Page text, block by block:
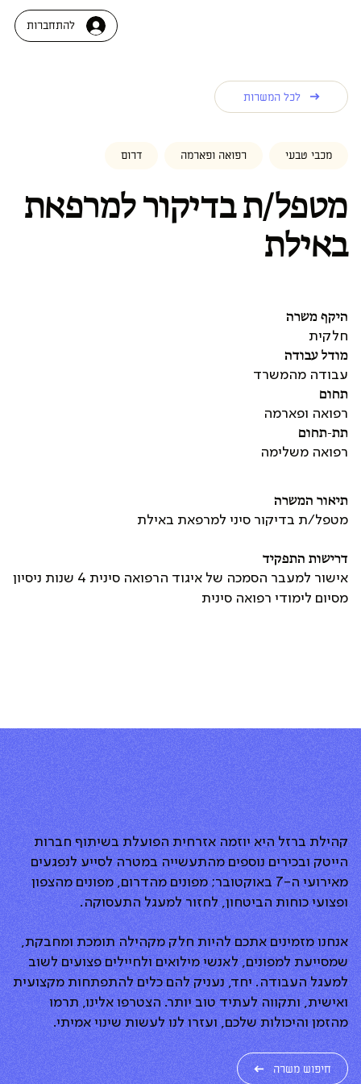
להתחברות
תיאור המשרה
מטפל/ת בדיקור סיני למרפאת באילת
דרישות התפקיד
אישור למעבר הסמכה של איגוד הרפואה סינית 4 שנות ניסיון
מסיום לימודי רפואה סינית
לכל המשרות
מטפל/ת בדיקור למרפאת
באילת
מכבי טבעי רפואה ופארמה דרום
היקף משרה
חלקית
מודל עבודה
עבודה מהמשרד
תחום
רפואה ופארמה
תת-תחום
רפואה משלימה
קהילת ברזל היא יוזמה אזרחית הפועלת בשיתוף חברות
הייטק ובכירים נוספים מהתעשייה במטרה לסייע לנפגעים
מאירועי ה-7 באוקטובר; מפונים מהדרום, מפונים מהצפון
ופצועי כוחות הביטחון, לחזור למעגל התעסוקה.
אנחנו מזמינים אתכם להיות חלק מקהילה תומכת ומחבקת,
שמסייעת למפונים, לאנשי מילואים ולחיילים פצועים לשוב
למעגל העבודה. יחד, נעניק להם כלים להתפתחות מקצועית
ואישית, ותקווה לעתיד טוב יותר. הצטרפו אלינו, תרמו
מהזמן והיכולות שלכם, ועזרו לנו לעשות שינוי אמיתי.
חיפוש משרה